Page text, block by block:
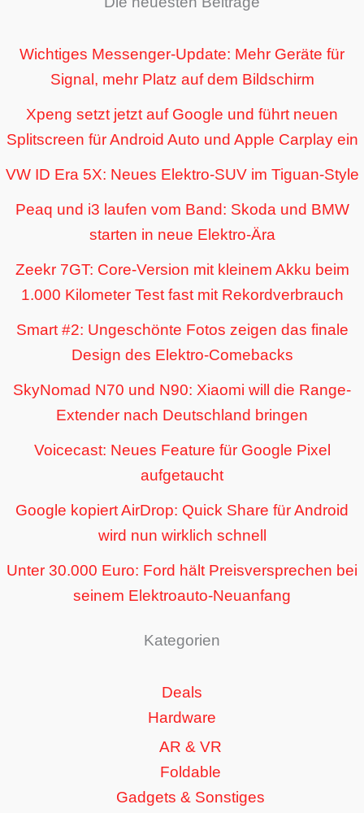
Wichtiges Messenger-Update: Mehr Geräte für
Signal, mehr Platz auf dem Bildschirm
Xpeng setzt jetzt auf Google und führt neuen
Splitscreen für Android Auto und Apple Carplay ein
VW ID Era 5X: Neues Elektro-SUV im Tiguan-Style
Peaq und i3 laufen vom Band: Skoda und BMW
starten in neue Elektro-Ära
Zeekr 7GT: Core-Version mit kleinem Akku beim
1.000 Kilometer Test fast mit Rekordverbrauch
Smart #2: Ungeschönte Fotos zeigen das finale
Design des Elektro-Comebacks
SkyNomad N70 und N90: Xiaomi will die Range-
Extender nach Deutschland bringen
Voicecast: Neues Feature für Google Pixel
aufgetaucht
Google kopiert AirDrop: Quick Share für Android
wird nun wirklich schnell
Unter 30.000 Euro: Ford hält Preisversprechen bei
seinem Elektroauto-Neuanfang
Kategorien
Deals
Hardware
AR & VR
Foldable
Gadgets & Sonstiges